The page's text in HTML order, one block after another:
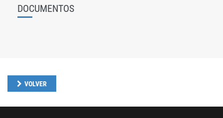
DOCUMENTOS
VOLVER